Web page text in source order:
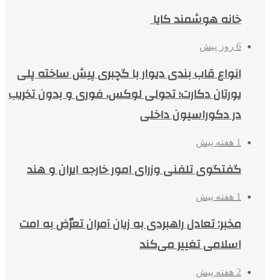
خانه هوشمند کایا
6 روز پیش
انواع قاب بندی دیوار با گچبری پیش ساخته پلی
یورتان دکارت؛ تحولی لوکس، فوری و بدون تخریب
در دکوراسیون داخلی
1 هفته پیش
گفتگوی تلفنی وزرای امور خارجه ایران و هند
1 هفته پیش
مخبر: تعادل راهبردی به زیان آمران تعرّض به امت
اسلامی تغییر می‌کند
2 هفته پیش